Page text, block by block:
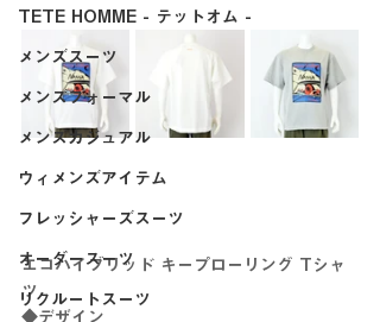
TETE HOMME - テットオム -
メンズスーツ
メンズフォーマル
メンズカジュアル
ウィメンズアイテム
フレッシャーズスーツ
オーダースーツ
リクルートスーツ
エコハイブリッド キープローリング Tシャ
ツ
◆デザイン